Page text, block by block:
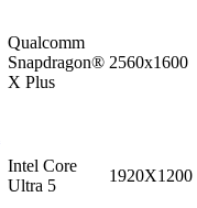
Qualcomm
Snapdragon®
X Plus
2560x1600
Intel Core
Ultra 5
1920X1200